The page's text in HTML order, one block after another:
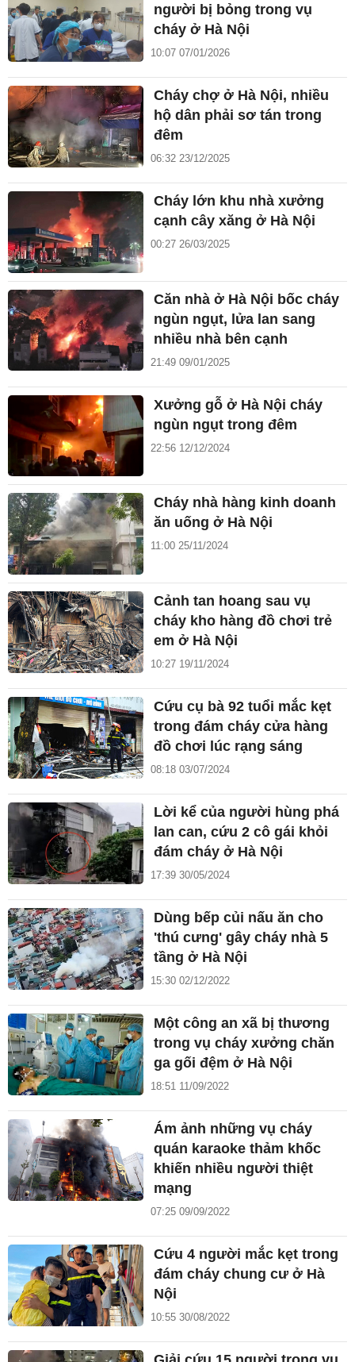
người bị bỏng trong vụ
cháy ở Hà Nội
10:07 07/01/2026
Cháy chợ ở Hà Nội, nhiều
hộ dân phải sơ tán trong
đêm
06:32 23/12/2025
Cháy lớn khu nhà xưởng
cạnh cây xăng ở Hà Nội
00:27 26/03/2025
Căn nhà ở Hà Nội bốc cháy
ngùn ngụt, lửa lan sang
nhiều nhà bên cạnh
21:49 09/01/2025
Xưởng gỗ ở Hà Nội cháy
ngùn ngụt trong đêm
22:56 12/12/2024
Cháy nhà hàng kinh doanh
ăn uống ở Hà Nội
11:00 25/11/2024
Cảnh tan hoang sau vụ
cháy kho hàng đồ chơi trẻ
em ở Hà Nội
10:27 19/11/2024
Cứu cụ bà 92 tuổi mắc kẹt
trong đám cháy cửa hàng
đồ chơi lúc rạng sáng
08:18 03/07/2024
Lời kể của người hùng phá
lan can, cứu 2 cô gái khỏi
đám cháy ở Hà Nội
17:39 30/05/2024
Dùng bếp củi nấu ăn cho
'thú cưng' gây cháy nhà 5
tầng ở Hà Nội
15:30 02/12/2022
Một công an xã bị thương
trong vụ cháy xưởng chăn
ga gối đệm ở Hà Nội
18:51 11/09/2022
Ám ảnh những vụ cháy
quán karaoke thảm khốc
khiến nhiều người thiệt
mạng
07:25 09/09/2022
Cứu 4 người mắc kẹt trong
đám cháy chung cư ở Hà
Nội
10:55 30/08/2022